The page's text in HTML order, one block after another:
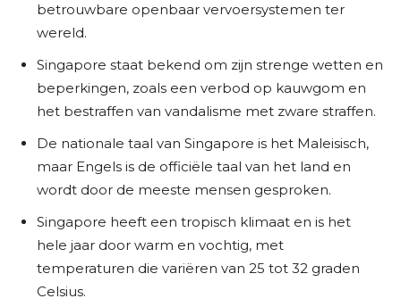
betrouwbare openbaar vervoersystemen ter
wereld.
Singapore staat bekend om zijn strenge wetten en
beperkingen, zoals een verbod op kauwgom en
het bestraffen van vandalisme met zware straffen.
De nationale taal van Singapore is het Maleisisch,
maar Engels is de officiële taal van het land en
wordt door de meeste mensen gesproken.
Singapore heeft een tropisch klimaat en is het
hele jaar door warm en vochtig, met
temperaturen die variëren van 25 tot 32 graden
Celsius.